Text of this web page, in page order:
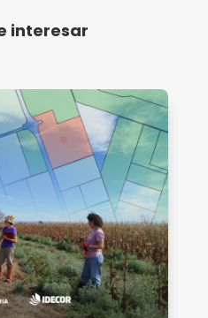
interesar